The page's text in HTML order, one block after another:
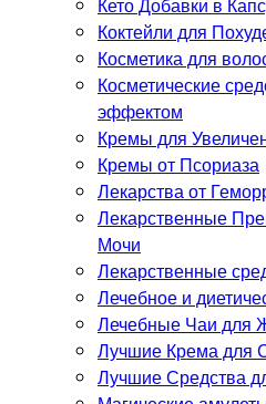
Коктейли для
Косметика для
Косметические
эффектом
Кремы для
Кремы от Псориаза
Лекарства от
Лекарственные
Мочи
Лекарственные
Лечебное и
Лечебные Чаи для
Лучшие Крема для
Лучшие Средства